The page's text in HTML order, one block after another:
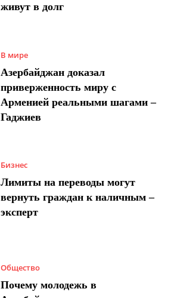
живут в долг
В мире
Азербайджан доказал
приверженность миру с
Арменией реальными шагами –
Гаджиев
Бизнес
Лимиты на переводы могут
вернуть граждан к наличным –
эксперт
Общество
Почему молодежь в